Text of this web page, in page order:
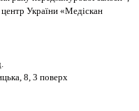
центр України «Медіскан
8, 3 поверх